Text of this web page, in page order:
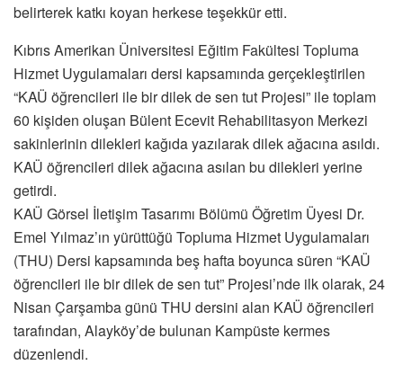
belirterek katkı koyan herkese teşekkür etti.
Kıbrıs Amerikan Üniversitesi Eğitim Fakültesi Topluma
Hizmet Uygulamaları dersi kapsamında gerçekleştirilen
“KAÜ öğrencileri ile bir dilek de sen tut Projesi” ile toplam
60 kişiden oluşan Bülent Ecevit Rehabilitasyon Merkezi
sakinlerinin dilekleri kağıda yazılarak dilek ağacına asıldı.
KAÜ öğrencileri dilek ağacına asılan bu dilekleri yerine
getirdi.
KAÜ Görsel İletişim Tasarımı Bölümü Öğretim Üyesi Dr.
Emel Yılmaz’ın yürüttüğü Topluma Hizmet Uygulamaları
(THU) Dersi kapsamında beş hafta boyunca süren “KAÜ
öğrencileri ile bir dilek de sen tut” Projesi’nde ilk olarak, 24
Nisan Çarşamba günü THU dersini alan KAÜ öğrencileri
tarafından, Alayköy’de bulunan Kampüste kermes
düzenlendi.